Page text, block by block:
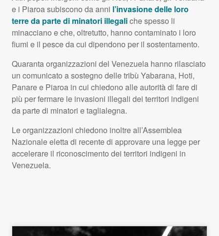
e i Piaroa subiscono da anni l’invasione delle loro
terre da parte di minatori illegaliche spesso li
minacciano e che, oltretutto, hanno contaminato i loro
fiumi e il pesce da cui dipendono per il sostentamento.
Quaranta organizzazioni del Venezuela hanno rilasciato
un comunicato a sostegno delle tribù Yabarana, Hoti,
Panare e Piaroa in cui chiedono alle autorità di fare di
più per fermare le invasioni illegali dei territori indigeni
da parte di minatori e taglialegna.
Le organizzazioni chiedono inoltre all’Assemblea
Nazionale eletta di recente di approvare una legge per
accelerare il riconoscimento dei territori indigeni in
Venezuela.